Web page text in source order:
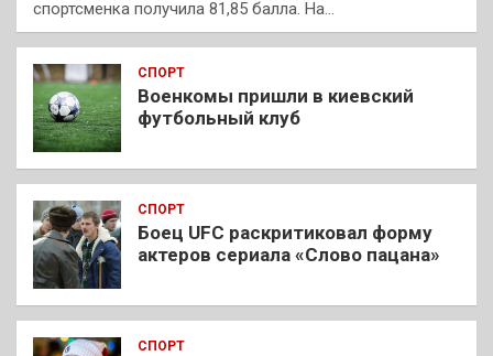
спортсменка получила 81,85 балла. На…
СПОРТ
Военкомы пришли в киевский
футбольный клуб
СПОРТ
Боец UFC раскритиковал форму
актеров сериала «Слово пацана»
СПОРТ